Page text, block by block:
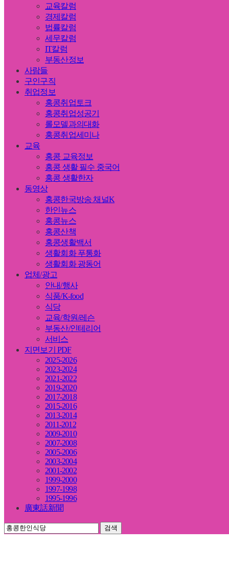
교육칼럼
경제칼럼
법률칼럼
세무칼럼
IT칼럼
부동산정보
사람들
구인구직
취업정보
홍콩취업토크
홍콩취업성공기
롤모델과의대화
홍콩취업세미나
교육
홍콩 교육정보
홍콩 생활 필수 중국어
홍콩 생활한자
동영상
홍콩한국방송 채널K
한인뉴스
홍콩뉴스
홍콩산책
홍콩생활백서
생활회화 푸통화
생활회화 광동어
업체/광고
안내/행사
식품/K-food
식당
교육/학원/레슨
부동산/인테리어
서비스
지면보기 PDF
2025-2026
2023-2024
2021-2022
2019-2020
2017-2018
2015-2016
2013-2014
2011-2012
2009-2010
2007-2008
2005-2006
2003-2004
2001-2002
1999-2000
1997-1998
1995-1996
廣東話新聞
검색